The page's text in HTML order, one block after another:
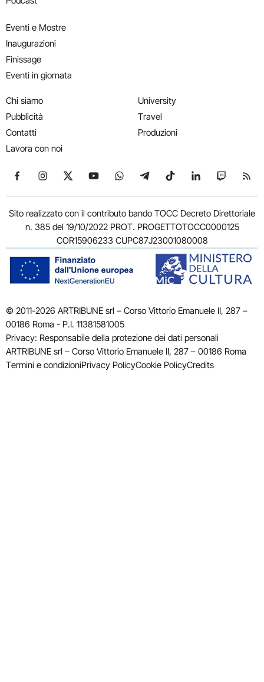
Eventi e Mostre
Inaugurazioni
Finissage
Eventi in giornata
Chi siamo
Pubblicità
Contatti
Lavora con noi
University
Travel
Produzioni
Seguici su Facebook
Seguici su Instagram
Seguici su X
Seguici su YouTube
Seguici su WhatsApp
Seguici su Telegram
Seguici su TikTok
Seguici su
Seguici
Sito realizzato con il contributo bando TOCC Decreto Direttoriale
n. 385 del 19/10/2022 PROT. PROGETTOTOCC0000125
COR15906233 CUPC87J23001080008
© 2011-2026 ARTRIBUNE srl – Corso Vittorio Emanuele II, 287 –
00186 Roma - P.I. 11381581005
Privacy: Responsabile della protezione dei dati personali
ARTRIBUNE srl – Corso Vittorio Emanuele II, 287 – 00186 Roma
Termini e condizioniPrivacy PolicyCookie PolicyCredits